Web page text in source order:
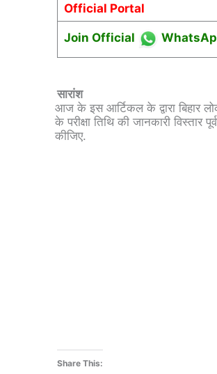
Official Portal
Join Official
सारांश
आज के इस आर्टिकल के द्वारा बिहार
के परीक्षा तिथि की जानकारी
कीजिए.
Share This: